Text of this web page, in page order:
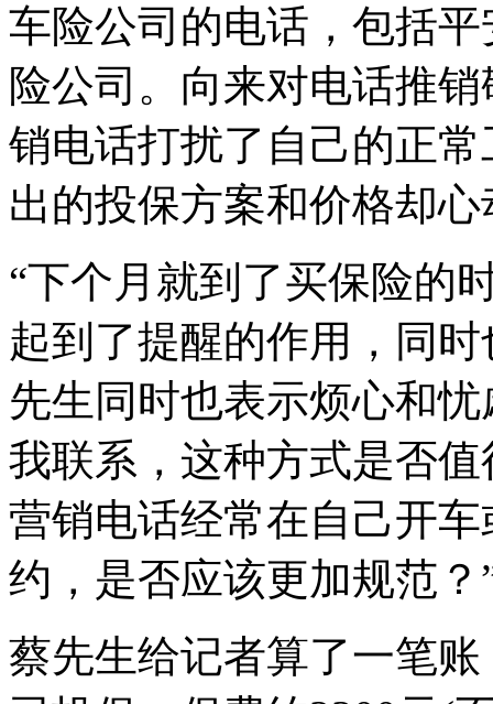
车险公司的电话，包括
险公司。向来对电话推
销电话打扰了自己的正
出的投保方案和价格却
“下个月就到了买保险的
起到了提醒的作用，同
先生同时也表示烦心和
我联系，这种方式是否
营销电话经常在自己开
约，是否应该更加规范？
蔡先生给记者算了一笔